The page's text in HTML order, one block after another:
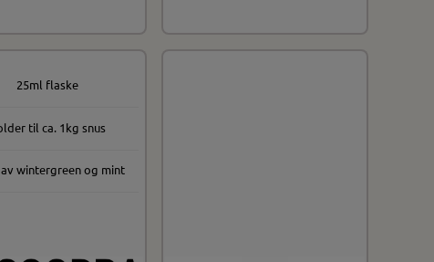
25ml flaske
til ca. 1kg snus
av wintergreen og mint